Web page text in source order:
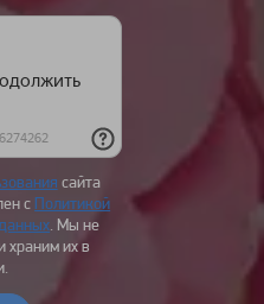
сайта
с Политикой
. Мы не
храним их в